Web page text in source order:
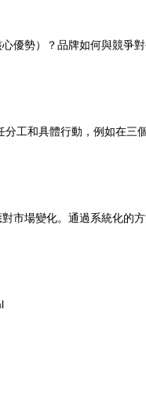
優勢）？品牌如何與競爭
工和具體行動，例如在三
市場變化。通過系統化的